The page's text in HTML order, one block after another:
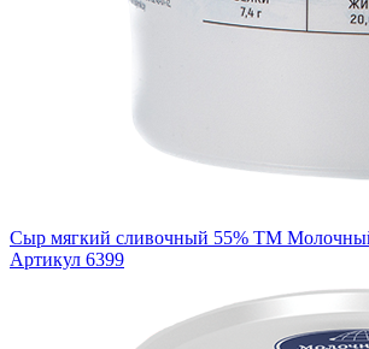
Сыр мягкий сливочный 55% ТМ
Артикул 6399